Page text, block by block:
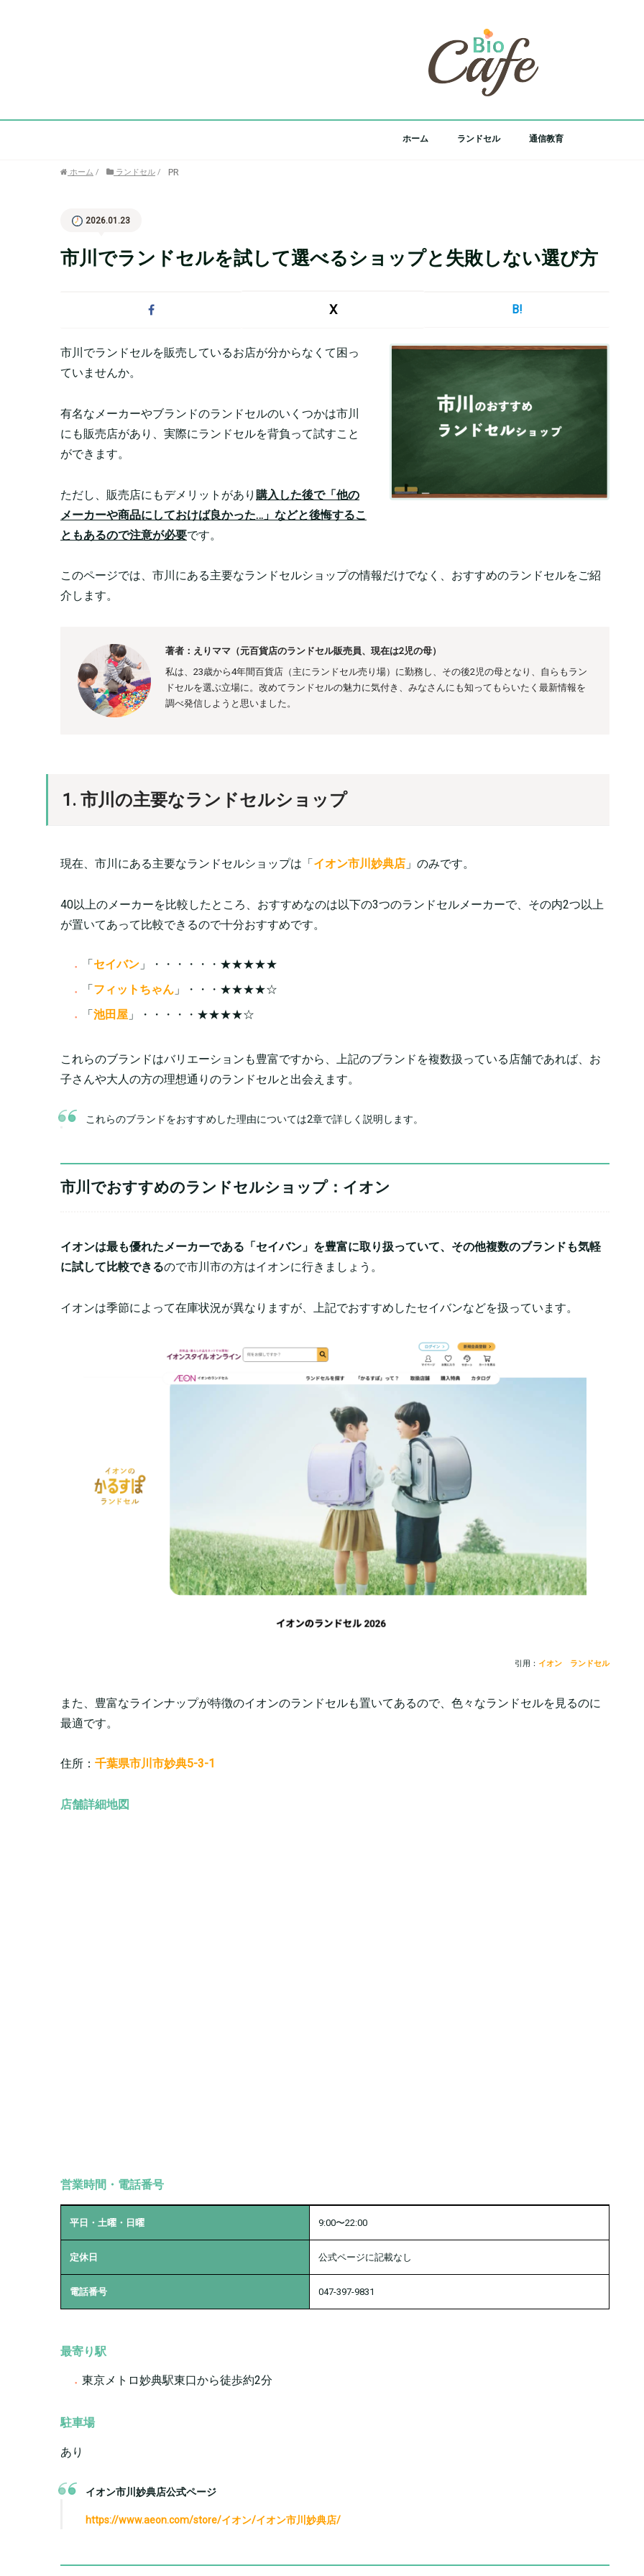
ホーム ランドセル 通信教育
ホーム / ランドセル / PR
2026.01.23
市川でランドセルを試して選べるショップと失敗しない選び方
X B!
市川でランドセルを販売しているお店が分からなくて困っ
ていませんか。
有名なメーカーやブランドのランドセルのいくつかは市川
にも販売店があり、実際にランドセルを背負って試すこと
ができます。
ただし、販売店にもデメリットがあり 購入した後で「他の
メーカーや商品にしておけば良かった…」などと後悔するこ
ともあるので注意が必要です。
このページでは、市川にある主要なランドセルショップの情報だけでなく、おすすめのランドセルをご紹
介します。
著者：えりママ（元百貨店のランドセル販売員、現在は2児の母）
私は、23歳から4年間百貨店（主にランドセル売り場）に勤務し、その後2児の母となり、自らもラン
ドセルを選ぶ立場に。 改めてランドセルの魅力に気付き、みなさんにも知ってもらいたく最新情報を
調べ発信しようと思いました。
1. 市川の主要なランドセルショップ
現在、市川にある主要なランドセルショップは「イオン市川妙典店 」のみです。
40以上のメーカーを比較したところ、おすすめなのは以下の3つのランドセルメーカーで、その内2つ以上
が置いてあって比較できるので十分おすすめです。
「 セイバン 」・・・・・・★★★★★
「 フィットちゃん 」・・・★★★★☆
「 池田屋 」・・・・・★★★★☆
これらのブランドはバリエーションも豊富ですから、上記のブランドを複数扱っている店舗であれば、お
子さんや大人の方の理想通りのランドセルと出会えます。
これらのブランドをおすすめした理由については2章で詳しく説明します。
市川でおすすめのランドセルショップ：イオン
イオンは最も優れたメーカーである「セイバン」を豊富に取り扱っていて、その他複数のブランドも気軽
に試して比較できるので市川市の方はイオンに行きましょう。
イオンは季節によって在庫状況が異なりますが、上記でおすすめしたセイバンなどを扱っています。
引用：イオン ランドセル
また、豊富なラインナップが特徴のイオンのランドセルも置いてあるので、色々なランドセルを見るのに
最適です。
住所： 千葉県市川市妙典5-3-1
店舗詳細地図
営業時間・電話番号
平日・土曜・日曜 9:00〜22:00
定休日 公式ページに記載なし
電話番号 047-397-9831
最寄り駅
東京メトロ妙典駅東口から徒歩約2分
駐車場
あり
イオン市川妙典店公式ページ
https://www.aeon.com/store/イオン/イオン市川妙典店/